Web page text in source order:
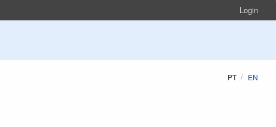
Login
PT EN